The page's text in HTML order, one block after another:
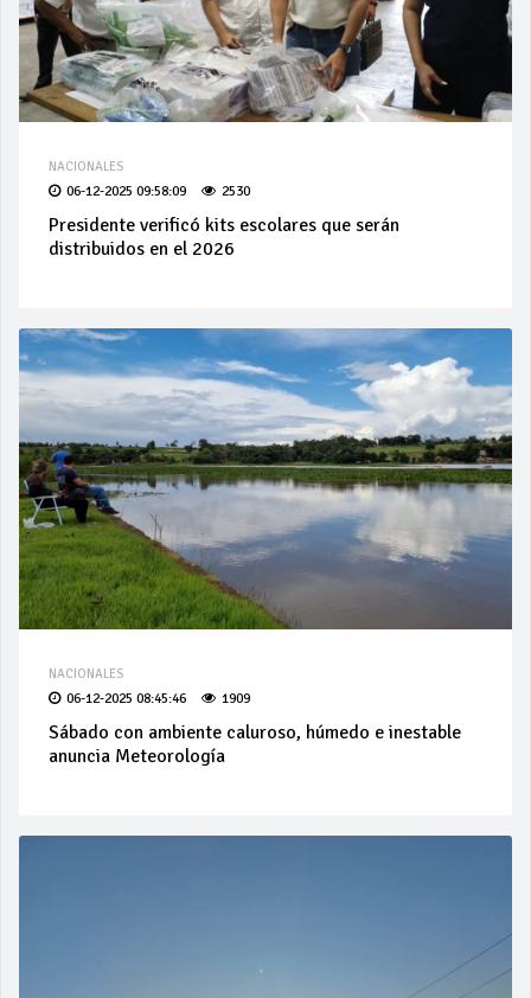
NACIONALES
06-12-2025 09:58:09 2530
Presidente verificó kits escolares que serán
distribuidos en el 2026
NACIONALES
06-12-2025 08:45:46 1909
Sábado con ambiente caluroso, húmedo e inestable
anuncia Meteorología